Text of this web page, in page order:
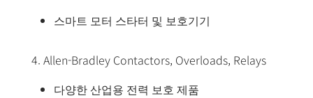
스마트 모터 스타터 및 보호기기
4. Allen-Bradley Contactors, Overloads, Relays
다양한 산업용 전력 보호 제품